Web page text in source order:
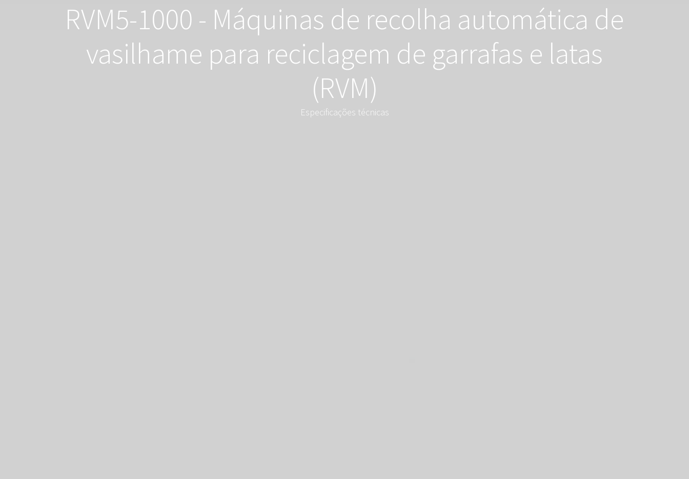
RVM5-1000 - Máquinas de recolha automática de
vasilhame para reciclagem de garrafas e latas
(RVM)
Especificações técnicas